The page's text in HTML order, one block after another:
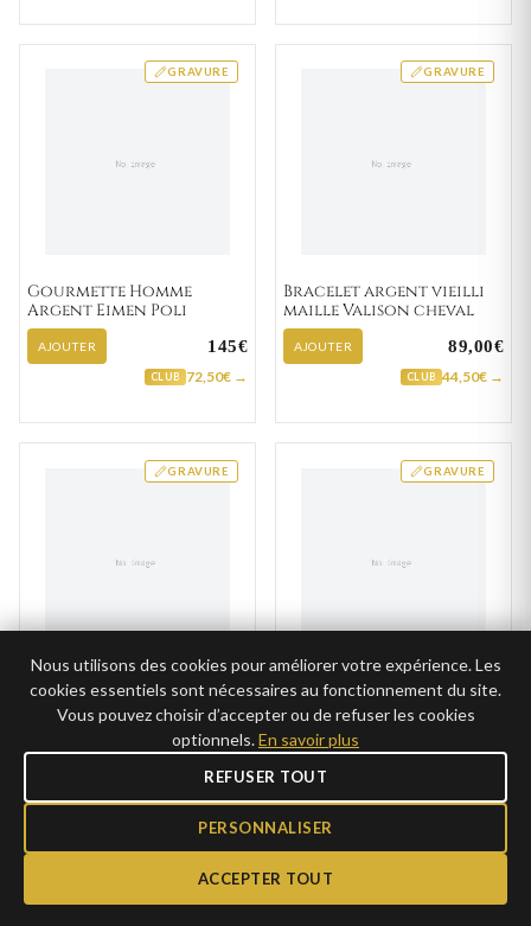
GRAVURE
Gourmette Homme
Argent Eimen Poli
AJOUTER 145€
CLUB 72,50€ →
GRAVURE
Bracelet argent vieilli
maille Valison cheval
AJOUTER 89,00€
CLUB 44,50€ →
GRAVURE
Gourmette Argent
Beyssac
45€
22,50€ →
GRAVURE
Gourmette Argent Etide
AJOUTER 35€
CLUB 17,50€ →
Nous utilisons des cookies pour améliorer votre expérience. Les
cookies essentiels sont nécessaires au fonctionnement du site.
Vous pouvez choisir d’accepter ou de refuser les cookies
optionnels.En savoir plus
REFUSER TOUT
PERSONNALISER
ACCEPTER TOUT